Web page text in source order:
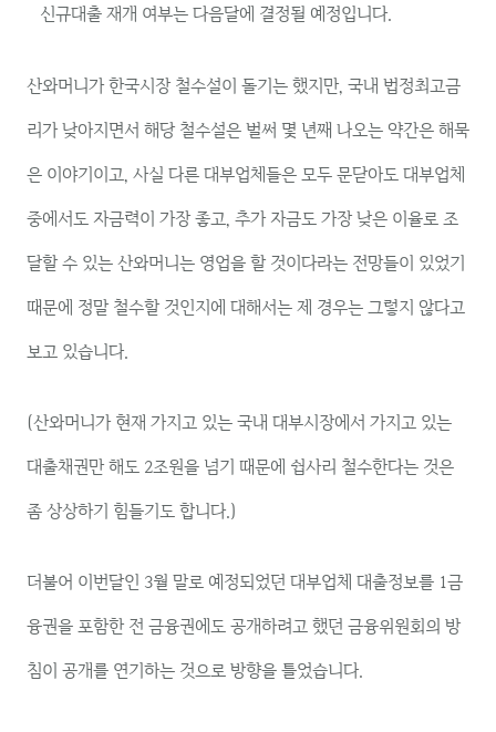
신규대출 재개 여부는 다음달에 결정될 예정입니다.
산와머니가 한국시장 철수설이 돌기는 했지만, 국내 법정최고금
리가 낮아지면서 해당 철수설은 벌써 몇 년째 나오는 약간은 해묵
은 이야기이고, 사실 다른 대부업체들은 모두 문닫아도 대부업체
중에서도 자금력이 가장 좋고, 추가 자금도 가장 낮은 이율로 조
달할 수 있는 산와머니는 영업을 할 것이다라는 전망들이 있었기
때문에 정말 철수할 것인지에 대해서는 제 경우는 그렇지 않다고
보고 있습니다.
(산와머니가 현재 가지고 있는 국내 대부시장에서 가지고 있는
대출채권만 해도 2조원을 넘기 때문에 쉽사리 철수한다는 것은
좀 상상하기 힘들기도 합니다.)
더불어 이번달인 3월 말로 예정되었던 대부업체 대출정보를 1금
융권을 포함한 전 금융권에도 공개하려고 했던 금융위원회의 방
침이 공개를 연기하는 것으로 방향을 틀었습니다.